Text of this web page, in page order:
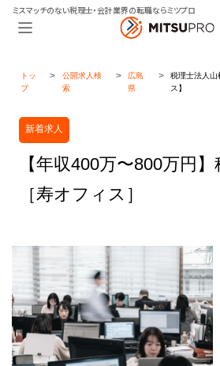
ミスマッチのない税理士・会計業界の転職ならミツプロ
トッ
プ
公開求人検
索
広島
県
税理士法人山
ス】
新着求人
【年収400万〜800万円
［寿オフィス］